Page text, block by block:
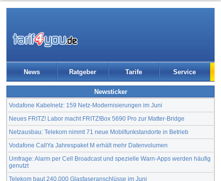
News Ratgeber Tarife Service
Newsticker
Vodafone Kabelnetz: 159 Netz-Modernisierungen im Juni
Neues FRITZ! Labor macht FRITZ!Box 5690 Pro zur Matter-Bridge
Netzausbau: Telekom nimmt 71 neue Mobilfunkstandorte in Betrieb
Vodafone CallYa Jahrespaket M erhält mehr Datenvolumen
Umfrage: Alarm per Cell Broadcast und spezielle Warn-Apps werden häufig
genutzt
Telekom baut 240.000 Glasfaseranschlüsse im Juni